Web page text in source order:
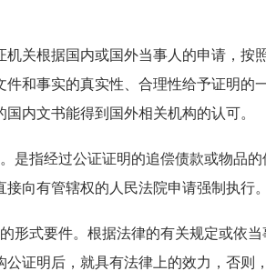
机关根据国内或国外当事人的申请，按
件和事实的真实性、合理性给予证明的
内文书能得到国外相关机构的认可。
是指经过公证证明的追偿债款或物品
接向有管辖权的人民法院申请强制执行。
形式要件。根据法律的有关规定或依
公证明后，就具有法律上的效力，否则